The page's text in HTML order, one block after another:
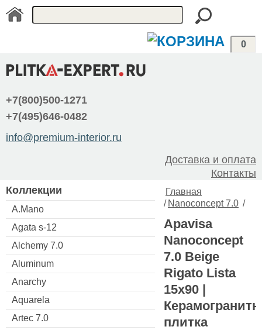
0
+7(800)500-1271
+7(495)646-0482
info@premium-interior.ru
Доставка и оплата
Контакты
Коллекции
A.Mano
Agata s-12
Alchemy 7.0
Aluminum
Anarchy
Aquarela
Artec 7.0
Главная
/ Nanoconcept 7.0 /
Apavisa
Nanoconcept
7.0 Beige
Rigato Lista
15x90 |
плитка